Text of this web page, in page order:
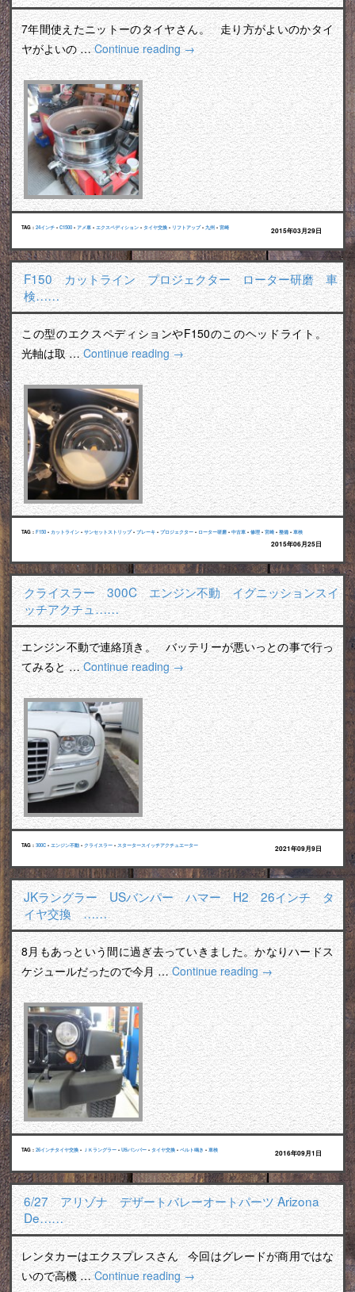
7年間使えたニットーのタイヤさん。 走り方がよいのかタイ
ヤがよいの …Continue reading→
TAG : 24インチ • C1500 • アメ車 • エクスペディション • タイヤ交換 • リフトアップ• 九州 • 宮崎 2015年03月29日
F150 カットライン プロジェクター ローター研磨 車
検……
この型のエクスペディションやF150のこのヘッドライト。
光軸は取 …Continue reading→
TAG : F150 • カットライン • サンセットストリップ• ブレーキ • プロジェクター • ローター研磨 • 中古車 • 修理 • 宮崎 • 整備 • 車検
2015年06月25日
クライスラー 300C エンジン不動 イグニッションスイ
ッチアクチュ……
エンジン不動で連絡頂き。 バッテリーが悪いっとの事で行っ
てみると …Continue reading→
TAG : 300C • エンジン不動 • クライスラー • スタータースイッチアクチュエーター 2021年09月9日
JKラングラー USバンパー ハマー H2 26インチ タ
イヤ交換 ……
8月もあっという間に過ぎ去っていきました。かなりハードス
ケジュールだったので今月 …Continue reading→
TAG : 26インチタイヤ交換 • ＪＫラングラー • USバンパー • タイヤ交換 • ベルト鳴き • 車検 2016年09月1日
6/27 アリゾナ デザートバレーオートパーツ Arizona
De……
レンタカーはエクスプレスさん 今回はグレードが商用ではな
いので高機 …Continue reading→